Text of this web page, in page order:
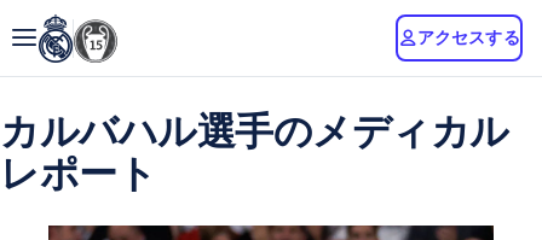
アクセスする
カルバハル選手のメディカル
レポート